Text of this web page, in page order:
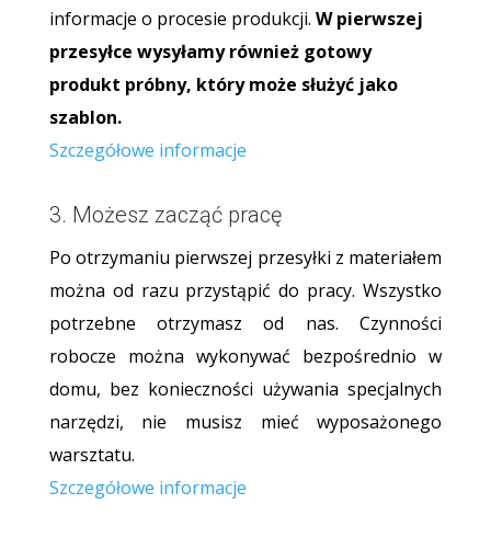
informacje o procesie produkcji. W pierwszej
przesyłce wysyłamy również gotowy
produkt próbny, który może służyć jako
szablon.
Szczegółowe informacje
3. Możesz zacząć pracę
Po otrzymaniu pierwszej przesyłki z materiałem
można od razu przystąpić do pracy. Wszystko
potrzebne otrzymasz od nas. Czynności
robocze można wykonywać bezpośrednio w
domu, bez konieczności używania specjalnych
narzędzi, nie musisz mieć wyposażonego
warsztatu.
Szczegółowe informacje